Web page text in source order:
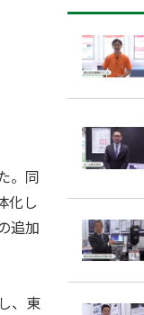
。同
化し
追加
、東